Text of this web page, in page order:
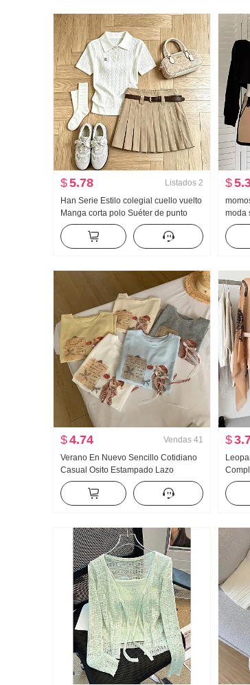
$5.78 Listados 2
Han Serie Estilo colegial cuello vuelto
Manga corta polo Suéter de punto
Conjunto Mujer 2026 Verano Nuevo
Gigante Bonito Plisado Falda
$
moda
de
$4.74 Vendas 41
Verano En Nuevo Sencillo Cotidiano
Casual Osito Estampado Lazo
Holgado Nicho Manga corta Camiseta
Estilo coreano tejido de punto Top
$
seda
de